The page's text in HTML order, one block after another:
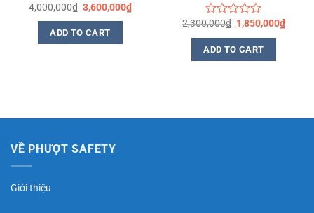
Rated
0
out
of
4,000,000₫ 3,600,000₫
ADD TO CART
Rated
0
out
of
2,300,000₫ 1,850,000₫
ADD TO CART
VỀ PHƯỢT SAFETY
Giới thiệu